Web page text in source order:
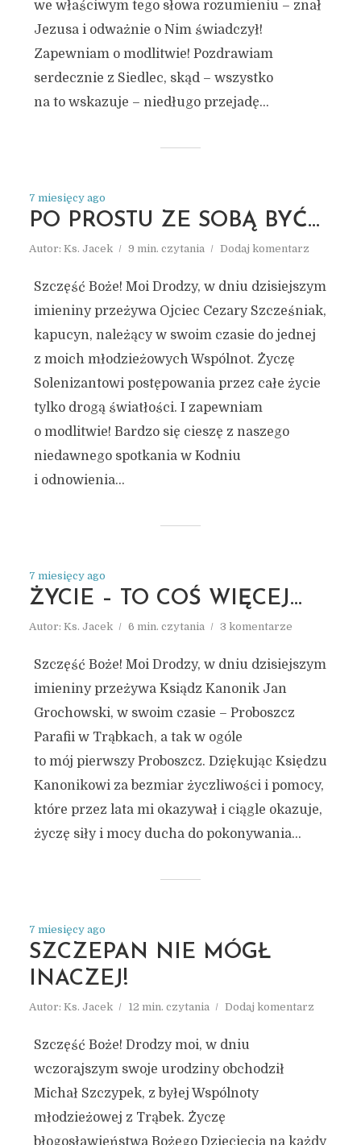
we właściwym tego słowa rozumieniu – znał
Jezusa i odważnie o Nim świadczył!
Zapewniam o modlitwie! Pozdrawiam
serdecznie z Siedlec, skąd – wszystko
na to wskazuje – niedługo przejadę...
7 miesięcy ago
PO PROSTU ZE SOBĄ BYĆ…
Autor: Ks. Jacek 9 min. czytania Dodaj komentarz
Szczęść Boże! Moi Drodzy, w dniu dzisiejszym
imieniny przeżywa Ojciec Cezary Szcześniak,
kapucyn, należący w swoim czasie do jednej
z moich młodzieżowych Wspólnot. Życzę
Solenizantowi postępowania przez całe życie
tylko drogą światłości. I zapewniam
o modlitwie! Bardzo się cieszę z naszego
niedawnego spotkania w Kodniu
i odnowienia...
7 miesięcy ago
ŻYCIE – TO COŚ WIĘCEJ…
Autor: Ks. Jacek 6 min. czytania 3 komentarze
Szczęść Boże! Moi Drodzy, w dniu dzisiejszym
imieniny przeżywa Ksiądz Kanonik Jan
Grochowski, w swoim czasie – Proboszcz
Parafii w Trąbkach, a tak w ogóle
to mój pierwszy Proboszcz. Dziękując Księdzu
Kanonikowi za bezmiar życzliwości i pomocy,
które przez lata mi okazywał i ciągle okazuje,
życzę siły i mocy ducha do pokonywania...
7 miesięcy ago
SZCZEPAN NIE MÓGŁ
INACZEJ!
Autor: Ks. Jacek 12 min. czytania Dodaj komentarz
Szczęść Boże! Drodzy moi, w dniu
wczorajszym swoje urodziny obchodził
Michał Szczypek, z byłej Wspólnoty
młodzieżowej z Trąbek. Życzę
błogosławieństwa Bożego Dziecięcia na każdy